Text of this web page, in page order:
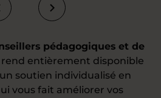
pédagogiques et de
rend entièrement disponible
soutien individualisé en
vous fait améliorer vos